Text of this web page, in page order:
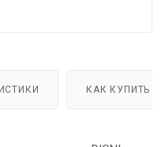
КАК КУПИТЬ